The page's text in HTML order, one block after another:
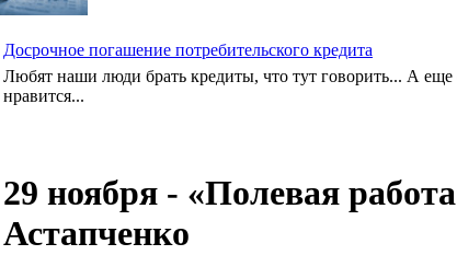
Досрочное погашение потребительского кредита
Любят наши люди брать кредиты, что тут говорить... А еще
нравится...
29 ноября - «Полевая
Астапченко